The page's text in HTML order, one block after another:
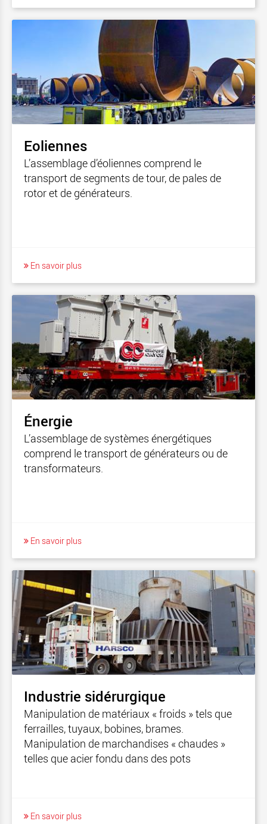
Eoliennes
L’assemblage d’éoliennes comprend le
transport de segments de tour, de pales de
rotor et de générateurs.
En savoir plus
Énergie
L’assemblage de systèmes énergétiques
comprend le transport de générateurs ou de
transformateurs.
En savoir plus
Industrie sidérurgique
Manipulation de matériaux « froids » tels que
ferrailles, tuyaux, bobines, brames.
Manipulation de marchandises « chaudes »
telles que acier fondu dans des pots
En savoir plus